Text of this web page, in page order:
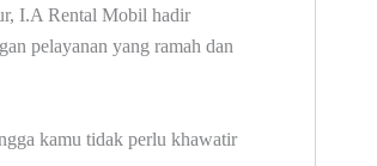
I.A Rental Mobil hadir
pelayanan yang ramah dan
kamu tidak perlu khawatir